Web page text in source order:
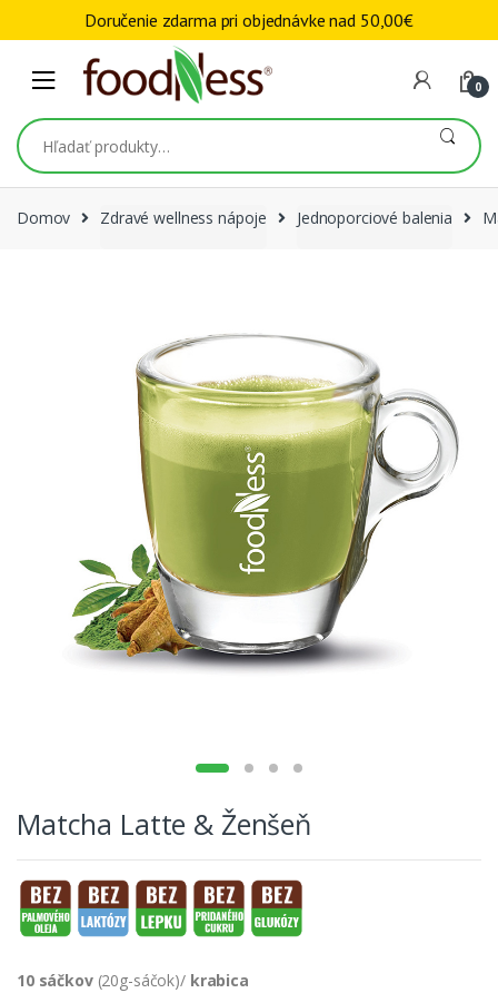
Skip to navigation
Skip to content
0
Hľadať:
Domov Zdravé wellness nápoje Jednoporciové balenia
Matcha Latte & Ženšeň
10 sáčkov(20g-sáčok)/krabica
Doručenie zdarma pri objednávke nad 50,00€